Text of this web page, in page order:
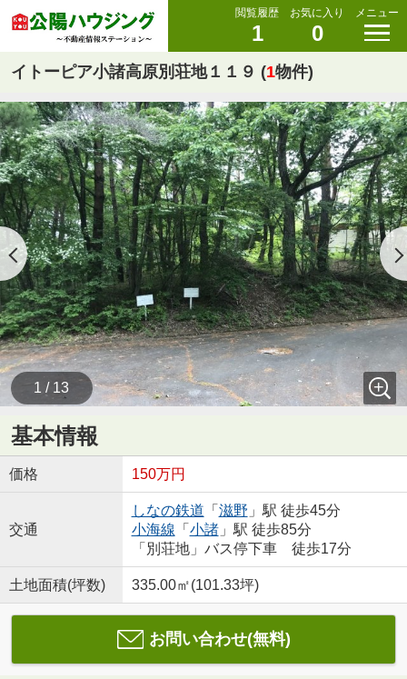
閲覧履歴
1
お気に入り
0
メニュー
イトーピア小諸高原別荘地１１９ (1物件)
1 / 13
基本情報
価格 150万円
交通
しなの鉄道 「 滋野 」駅 徒歩45分
小海線 「 小諸」駅 徒歩85分
「別荘地」バス停下車 徒歩17分
土地面積(坪数) 335.00㎡(101.33坪)
お問い合わせ(無料)